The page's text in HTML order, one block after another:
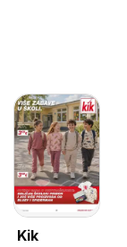
Kik